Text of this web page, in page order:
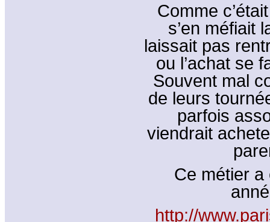
Comme
s’en méfiait
laissait pas
ou l’achat se
Souvent mal
de leurs
parfois
viendrait
Ce métier
http://